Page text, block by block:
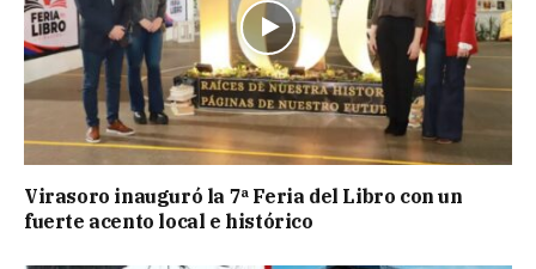
Virasoro inauguró la 7ª Feria del Libro con un
fuerte acento local e histórico